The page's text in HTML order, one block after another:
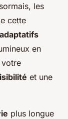
les
cette
en
et une
plus longue